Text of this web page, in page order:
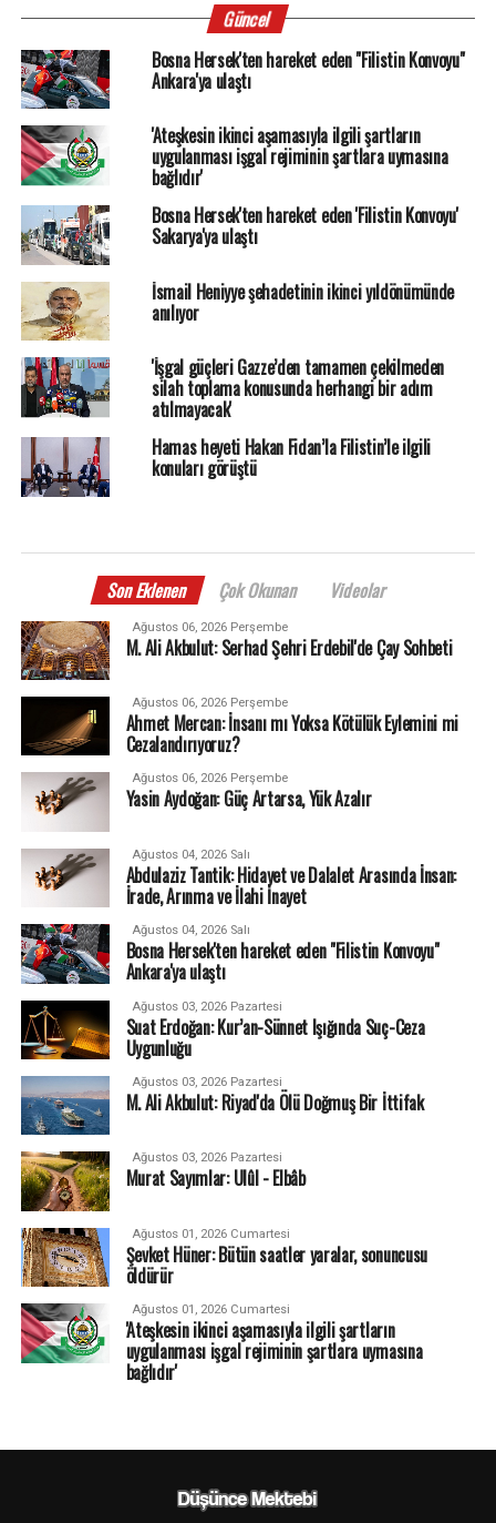
Güncel
Bosna Hersek'ten hareket eden "Filistin Konvoyu"
Ankara'ya ulaştı
'Ateşkesin ikinci aşamasıyla ilgili şartların
uygulanması işgal rejiminin şartlara uymasına
bağlıdır'
Bosna Hersek'ten hareket eden 'Filistin Konvoyu'
Sakarya'ya ulaştı
İsmail Heniyye şehadetinin ikinci yıldönümünde
anılıyor
'İşgal güçleri Gazze’den tamamen çekilmeden
silah toplama konusunda herhangi bir adım
atılmayacak'
Hamas heyeti Hakan Fidan’la Filistin’le ilgili
konuları görüştü
Son Eklenen Çok Okunan Videolar
Ağustos 06, 2026 Perşembe
M. Ali Akbulut: Serhad Şehri Erdebil'de Çay Sohbeti
Ağustos 06, 2026 Perşembe
Ahmet Mercan: İnsanı mı Yoksa Kötülük Eylemini mi
Cezalandırıyoruz?
Ağustos 06, 2026 Perşembe
Yasin Aydoğan: Güç Artarsa, Yük Azalır
Ağustos 04, 2026 Salı
Abdulaziz Tantik: Hidayet ve Dalalet Arasında İnsan:
İrade, Arınma ve İlahi İnayet
Ağustos 04, 2026 Salı
Bosna Hersek'ten hareket eden "Filistin Konvoyu"
Ankara'ya ulaştı
Ağustos 03, 2026 Pazartesi
Suat Erdoğan: Kur’an-Sünnet Işığında Suç-Ceza
Uygunluğu
Ağustos 03, 2026 Pazartesi
M. Ali Akbulut: Riyad'da Ölü Doğmuş Bir İttifak
Ağustos 03, 2026 Pazartesi
Murat Sayımlar: Ulûl - Elbâb
Ağustos 01, 2026 Cumartesi
Şevket Hüner: Bütün saatler yaralar, sonuncusu
öldürür
Ağustos 01, 2026 Cumartesi
'Ateşkesin ikinci aşamasıyla ilgili şartların
uygulanması işgal rejiminin şartlara uymasına
bağlıdır'